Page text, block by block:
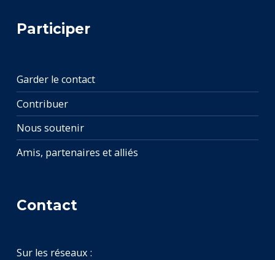
Participer
Garder le contact
Contribuer
Nous soutenir
Amis, partenaires et alliés
Contact
Sur les réseaux :